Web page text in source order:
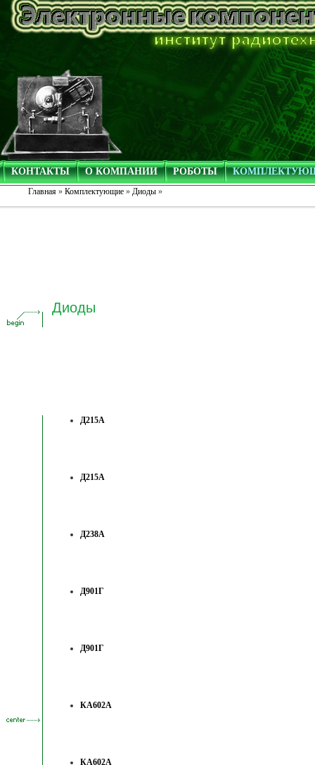
КОНТАКТЫ О КОМПАНИИ РОБОТЫ
Главная » Комплектующие » Диоды »
Диоды
Д215А
Д215А
Д238А
Д901Г
Д901Г
КА602А
КА602А